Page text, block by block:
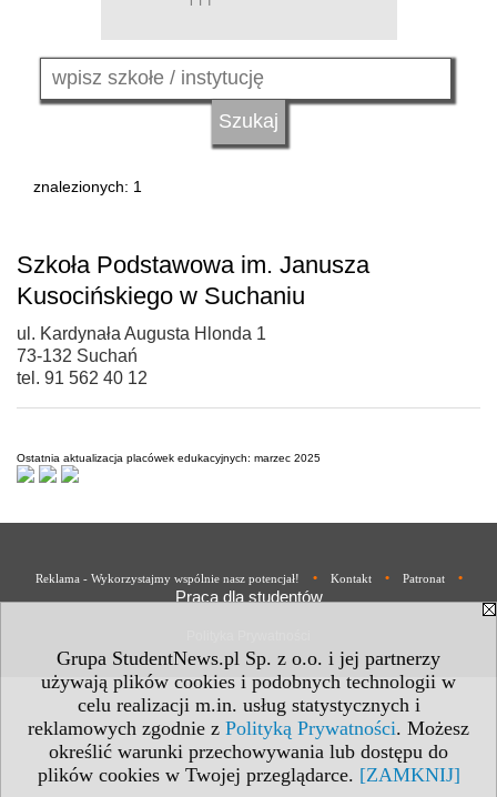
Grupa StudentNews.pl Sp. z o.o. i jej partnerzy
używają plików cookies i podobnych technologii w
celu realizacji m.in. usług statystycznych i
reklamowych zgodnie z Polityką Prywatności. Możesz
określić warunki przechowywania lub dostępu do
plików cookies w Twojej przeglądarce. [ZAMKNIJ]
znalezionych: 1
Szkoła Podstawowa im. Janusza
Kusocińskiego w Suchaniu
ul. Kardynała Augusta Hlonda 1
73-132 Suchań
tel. 91 562 40 12
Ostatnia aktualizacja placówek edukacyjnych: marzec 2025
Reklama - Wykorzystajmy wspólnie nasz potencjał! • Kontakt • Patronat •
Praca dla studentów